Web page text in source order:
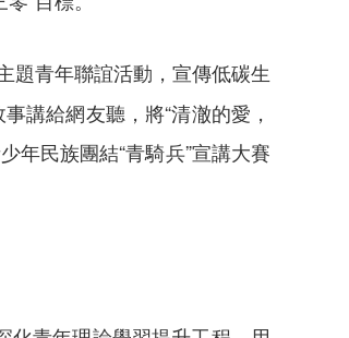
題青年聯誼活動，宣傳低碳生
講給網友聽，將“清澈的愛，
年民族團結“青騎兵”宣講大賽